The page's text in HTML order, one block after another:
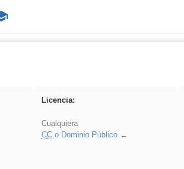
Licencia:
Cualquiera
CCo Dominio Público